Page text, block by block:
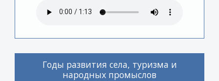
Годы развития села, туризма и
народных промыслов